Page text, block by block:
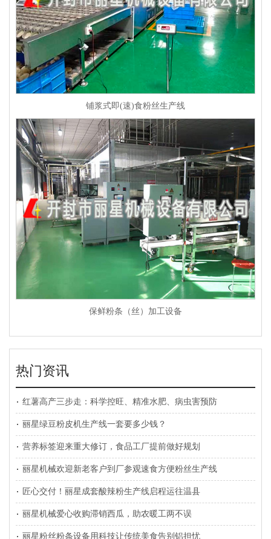
铺浆式即(速)食粉丝生产线
保鲜粉条（丝）加工设备
热门资讯
红薯高产三步走：科学控旺、精准水肥、病虫害预防
丽星绿豆粉皮机生产线一套要多少钱？
营养标签迎来重大修订，食品工厂提前做好规划
丽星机械欢迎新老客户到厂参观速食方便粉丝生产线
匠心交付！丽星成套酸辣粉生产线启程运往温县
丽星机械爱心收购滞销西瓜，助农暖工两不误
丽星粉丝粉条设备用科技让传统美食告别铝担忧